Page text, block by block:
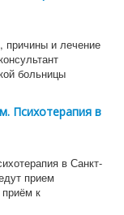
причины и лечение
больницы
Психотерапия в
в Санкт-
прием
к